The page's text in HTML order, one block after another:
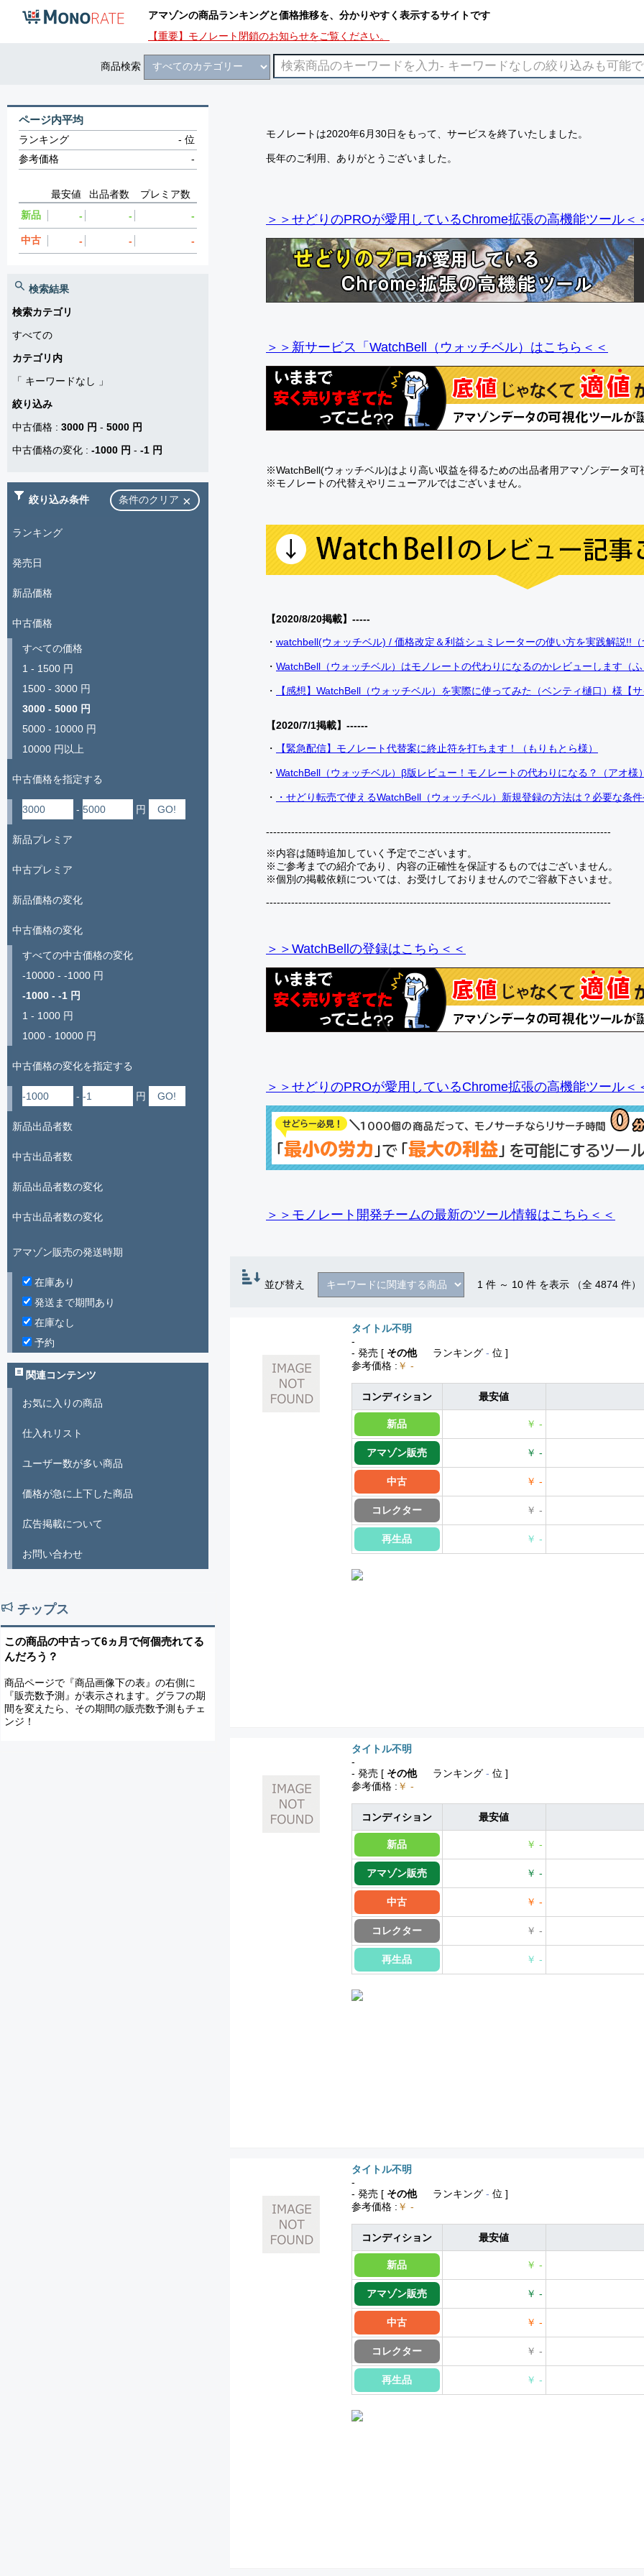
アマゾンの商品ランキングと価格推移を、分かりやすく表示するサイトです
【重要】モノレート閉鎖のお知らせをご覧ください。
商品検索
モノレートは2020年6月30日をもって、サービスを終了いたしました。
長年のご利用、ありがとうございました。
＞＞せどりのPROが愛用しているChrome拡張の高機能ツール＜
＞＞新サービス「WatchBell（ウォッチベル）はこちら＜＜
※WatchBell(ウォッチベル)はより高い収益を得るための出品者用アマゾンデータ可
※モノレートの代替えやリニューアルではございません。
【2020/8/20掲載】-----
・ watchbell(ウォッチベル) / 価格改定＆利益シュミレーターの使い方を実践解説!!
・ WatchBell（ウォッチベル）はモノレートの代わりになるのかレビューします（
・ 【感想】WatchBell（ウォッチベル）を実際に使ってみた（ベンティ樋口）様【
【2020/7/1掲載】------
・
【緊急配信】モノレート代替案に終止符を打ちます！（もりもとら様）
・ WatchBell（ウォッチベル）β版レビュー！モノレートの代わりになる？（アオ様
・ ・せどり転売で使えるWatchBell（ウォッチベル）新規登録の方法は？必要な条
------------------------------------------------------------------------------------------------
※内容は随時追加していく予定でございます。
※ご参考までの紹介であり、内容の正確性を保証するものではございません。
※個別の掲載依頼については、お受けしておりませんのでご容赦下さいませ。
------------------------------------------------------------------------------------------------
＞＞WatchBellの登録はこちら＜＜
＞＞せどりのPROが愛用しているChrome拡張の高機能ツール＜
＞＞モノレート開発チームの最新のツール情報はこちら＜＜
並び替え 1 件 ～ 10 件 を表示 （全 4874 件）
タイトル不明
-
- 発売 [ その他 ランキング - 位 ]
参考価格 : ￥ -
コンディション 最安値
新品 ￥ -
アマゾン販売 ￥ -
中古 ￥ -
コレクター ￥ -
再生品 ￥ -
タイトル不明
-
- 発売 [ その他 ランキング - 位 ]
参考価格 : ￥ -
コンディション 最安値
新品 ￥ -
アマゾン販売 ￥ -
中古 ￥ -
コレクター ￥ -
再生品 ￥ -
タイトル不明
-
- 発売 [ その他 ランキング - 位 ]
参考価格 : ￥ -
コンディション 最安値
新品 ￥ -
アマゾン販売 ￥ -
中古 ￥ -
コレクター ￥ -
再生品 ￥ -
ページ内平均
ランキング -位
参考価格
-
最安値 出品者数
プレミア数
新品
- - -
中古 - - -
検索結果
検索カテゴリ
すべての
カテゴリ内
「 キーワードなし
」
絞り込み
中古価格 : 3000 円 - 5000 円
中古価格の変化 : -1000 円 - -1 円
絞り込み条件 条件のクリア
ランキング
発売日
新品価格
中古価格
すべての価格
1 - 1500 円
1500 - 3000 円
3000 - 5000 円
5000 - 10000 円
10000 円以上
中古価格を指定する
- 円
新品プレミア
中古プレミア
新品価格の変化
中古価格の変化
すべての中古価格の変化
-10000 - -1000 円
-1000 - -1 円
1 - 1000 円
1000 - 10000 円
中古価格の変化を指定する
- 円
新品出品者数
中古出品者数
新品出品者数の変化
中古出品者数の変化
アマゾン販売の発送時期
在庫あり
発送まで期間あり
在庫なし
予約
関連コンテンツ
お気に入りの商品
仕入れリスト
ユーザー数が多い商品
価格が急に上下した商品
広告掲載について
お問い合わせ
チップス
この商品の中古って6ヵ月で何個売れてる
んだろう？
商品ページで『商品画像下の表』の右側に
『販売数予測』が表示されます。グラフの期
間を変えたら、その期間の販売数予測もチェ
ンジ！